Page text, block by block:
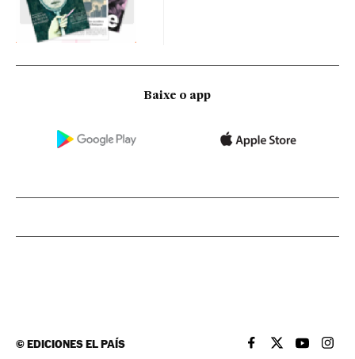
Baixe o app
©EDICIONES EL PAÍS EL PAÍS BRASIL EN
EL PAÍSEL PAÍS
EL